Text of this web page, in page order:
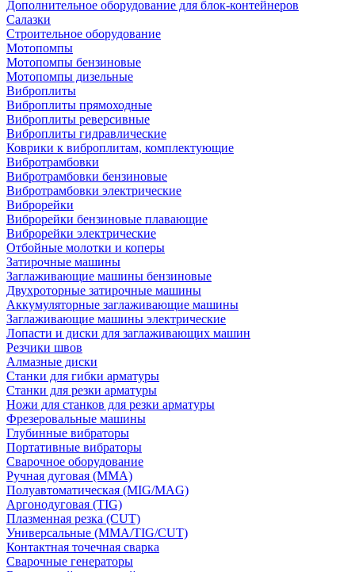
Дополнительное оборудование для блок-контейнеров
Салазки
Строительное оборудование
Мотопомпы
Мотопомпы бензиновые
Мотопомпы дизельные
Виброплиты
Виброплиты прямоходные
Виброплиты реверсивные
Виброплиты гидравлические
Коврики к виброплитам, комплектующие
Вибротрамбовки
Вибротрамбовки бензиновые
Вибротрамбовки электрические
Виброрейки
Виброрейки бензиновые плавающие
Виброрейки электрические
Отбойные молотки и коперы
Затирочные машины
Заглаживающие машины бензиновые
Двухроторные затирочные машины
Аккумуляторные заглаживающие машины
Заглаживающие машины электрические
Лопасти и диски для заглаживающих машин
Резчики швов
Алмазные диски
Станки для гибки арматуры
Станки для резки арматуры
Ножи для станков для резки арматуры
Фрезеровальные машины
Глубинные вибраторы
Портативные вибраторы
Сварочное оборудование
Ручная дуговая (MMA)
Полуавтоматическая (MIG/MAG)
Аргонодуговая (TIG)
Плазменная резка (CUT)
Универсальные (MMA/TIG/CUT)
Контактная точечная сварка
Сварочные генераторы